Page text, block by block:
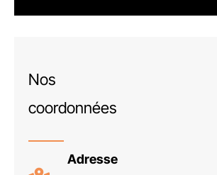
Nos
coordonnées
Adresse